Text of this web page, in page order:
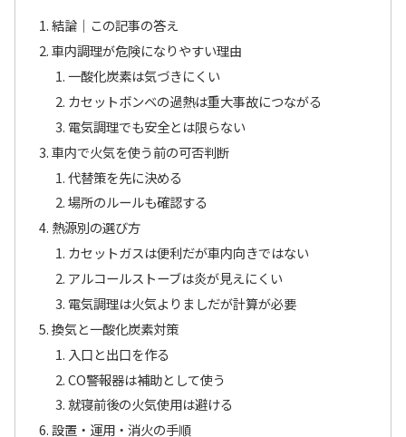
結論｜この記事の答え
車内調理が危険になりやすい理由
一酸化炭素は気づきにくい
カセットボンベの過熱は重大事故につながる
電気調理でも安全とは限らない
車内で火気を使う前の可否判断
代替策を先に決める
場所のルールも確認する
熱源別の選び方
カセットガスは便利だが車内向きではない
アルコールストーブは炎が見えにくい
電気調理は火気よりましだが計算が必要
換気と一酸化炭素対策
入口と出口を作る
CO警報器は補助として使う
就寝前後の火気使用は避ける
設置・運用・消火の手順